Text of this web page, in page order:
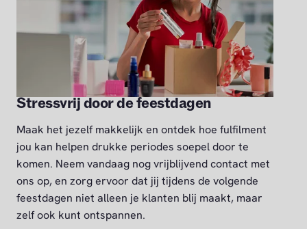
Stressvrij door de feestdagen
Maak het jezelf makkelijk en ontdek hoe fulfilment
jou kan helpen drukke periodes soepel door te
komen. Neem vandaag nog vrijblijvend contact met
ons op, en zorg ervoor dat jij tijdens de volgende
feestdagen niet alleen je klanten blij maakt, maar
zelf ook kunt ontspannen.